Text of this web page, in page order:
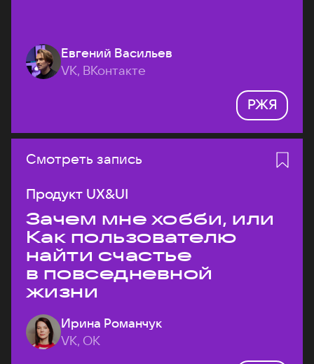
Евгений Васильев
VK, ВКонтакте
РЖЯ
Смотреть запись
Продукт UX&UI
Зачем мне хобби, или
Как пользователю
найти счастье
в повседневной
жизни
Ирина Романчук
VK, ОК